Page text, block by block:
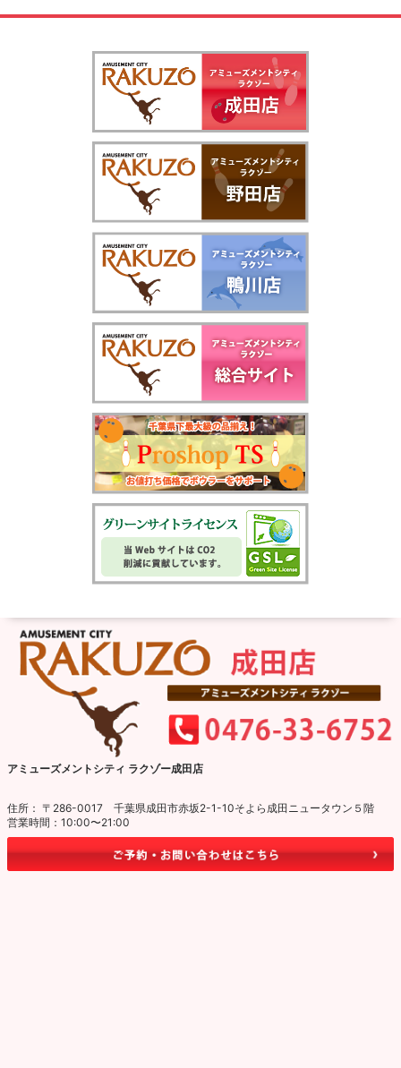
アミューズメントシティ ラクゾー成田店
住所： 〒286-0017 千葉県成田市赤坂2-1-10そよら成田ニュータウン５階
営業時間：10:00〜21:00